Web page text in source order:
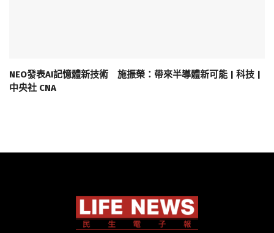
NEO發表AI記憶體新技術 施振榮：帶來半導體新可能 | 科技 |
中央社 CNA